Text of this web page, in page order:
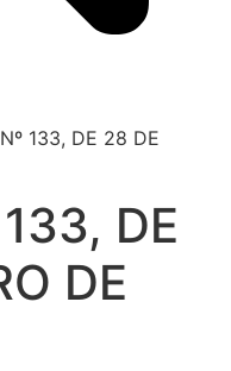
133, DE 28 DE
DE
DE